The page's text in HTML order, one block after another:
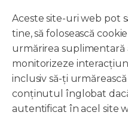
Aceste site-uri web pot
tine, să folosească
urmărirea suplimentară
monitorizeze
inclusiv să-ți
conținutul înglobat
autentificat în acel site